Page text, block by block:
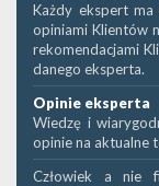
Każdy ekspert ma
opiniami Klientów
rekomendacjami
danego eksperta.
Opinie eksperta
Wiedzę i
opinie na aktualne
Człowiek a nie